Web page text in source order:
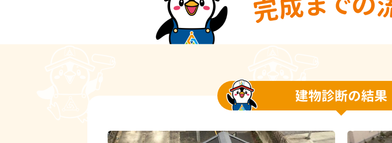
建物診断の結果